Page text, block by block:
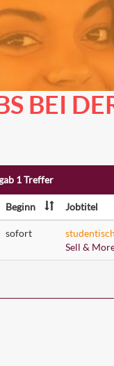
BEI
1 Treffer
Beginn Jobtitel
sofort
Sell &